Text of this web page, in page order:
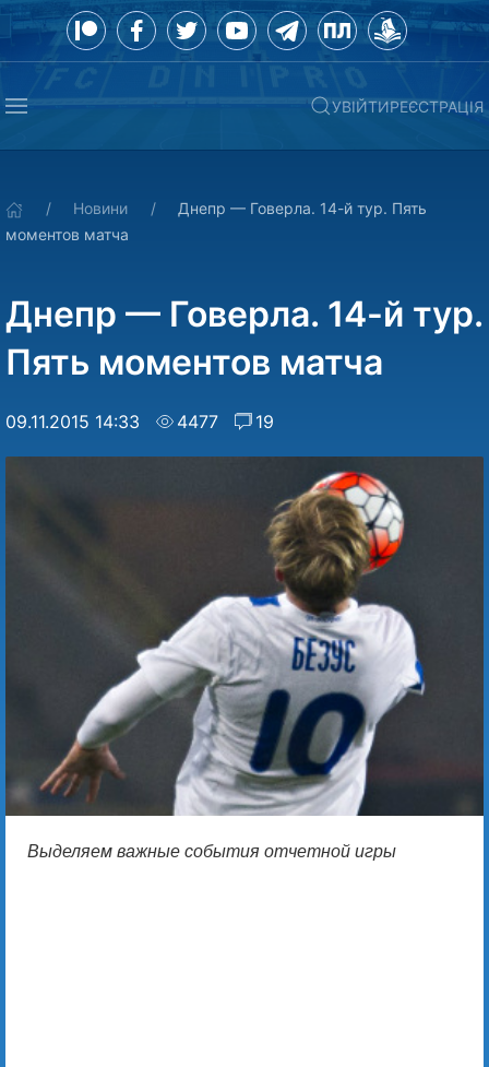
УВІЙТИРЕЄСТРАЦІЯ
Новини
Днепр — Говерла. 14-й тур. Пять
моментов матча
Днепр — Говерла. 14-й тур.
Пять моментов матча
09.11.2015 14:33 4477 19
Выделяем важные события отчетной игры